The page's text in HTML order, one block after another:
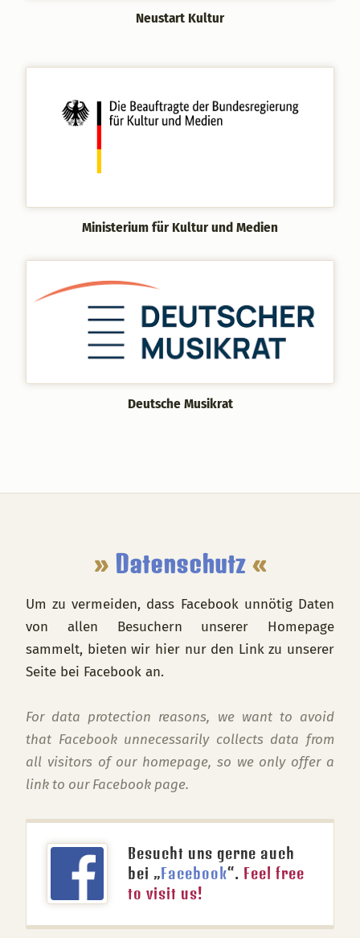
Neustart Kultur
Ministerium für Kultur und Medien
Deutsche Musikrat
» Datenschutz «
Um zu vermeiden, dass Facebook unnötig Daten
von allen Besuchern unserer Homepage
sammelt, bieten wir hier nur den Link zu unserer
Seite bei Facebook an.
For data protection reasons, we want to avoid
that Facebook unnecessarily collects data from
all visitors of our homepage, so we only offer a
link to our Facebook page.
Besucht uns gerne auch
bei „Facebook“. Feel free
to visit us!